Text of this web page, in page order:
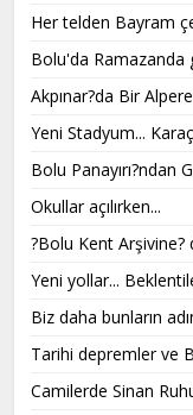
Her telden Bayram
Bolu'da Ramazanda
Akpınar?da Bir
Yeni Stadyum...
Bolu Panayırı?ndan
Okullar açılırken...
?Bolu Kent Arşivine?
Yeni yollar...
Biz daha bunların
Tarihi depremler ve
Camilerde Sinan